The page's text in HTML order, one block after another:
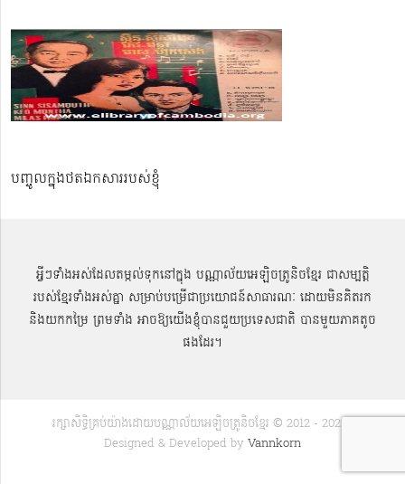
បញ្ចូលក្នុងថតឯកសាររបស់ខ្ញុំ
អ្វីៗទាំងអស់ដែលតម្កល់ទុកនៅក្នុង បណ្ណាល័យអេឡិចត្រូនិចខ្មែរ ជាសម្បតិ្ត
របស់ខ្មែរទាំងអស់គ្នា សម្រាប់បម្រើជាប្រយោជន៍សាធារណៈ ដោយមិនគិតរក
និងយកកម្រៃ ព្រមទាំង អាចឱ្យយើងខ្ញុំបានជួយប្រទេសជាតិ បានមួយភាគតូច
ផងដែរ។
រក្សាសិទ្ធិគ្រប់យ៉ាងដោយបណ្ណាល័យអេឡិចត្រូនិចខ្មែរ © 2012 - 2022 |
Designed & Developed by Vannkorn